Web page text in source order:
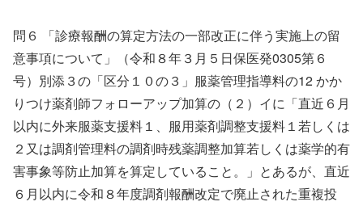
問６ 「診療報酬の算定方法の一部改正に伴う実施上の留
意事項について」（令和８年３月５日保医発0305第６
号）別添３の「区分１０の３」服薬管理指導料の12 かか
りつけ薬剤師フォローアップ加算の（２）イに「直近６月
以内に外来服薬支援料１、服用薬剤調整支援料１若しくは
２又は調剤管理料の調剤時残薬調整加算若しくは薬学的有
害事象等防止加算を算定していること。」とあるが、直近
６月以内に令和８年度調剤報酬改定で廃止された重複投